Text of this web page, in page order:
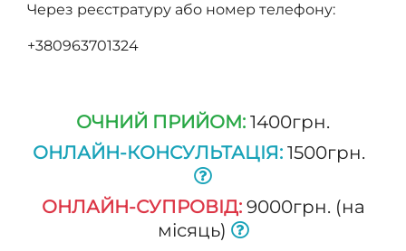
Через реєстратуру або номер телефону:
+380963701324
ОЧНИЙ ПРИЙОМ: 1400грн.
ОНЛАЙН-КОНСУЛЬТАЦІЯ: 1500грн.
ОНЛАЙН-СУПРОВІД: 9000грн. (на
місяць)